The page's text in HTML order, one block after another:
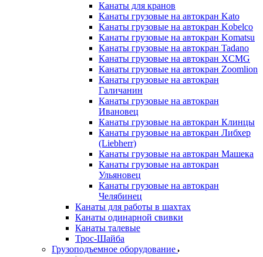
Канаты для кранов
Канаты грузовые на автокран Kato
Канаты грузовые на автокран Kobelco
Канаты грузовые на автокран Komatsu
Канаты грузовые на автокран Tadano
Канаты грузовые на автокран XCMG
Канаты грузовые на автокран Zoomlion
Канаты грузовые на автокран
Галичанин
Канаты грузовые на автокран
Ивановец
Канаты грузовые на автокран Клинцы
Канаты грузовые на автокран Либхер
(Liebherr)
Канаты грузовые на автокран Машека
Канаты грузовые на автокран
Ульяновец
Канаты грузовые на автокран
Челябинец
Канаты для работы в шахтах
Канаты одинарной свивки
Канаты талевые
Трос-Шайба
Грузоподъемное оборудование